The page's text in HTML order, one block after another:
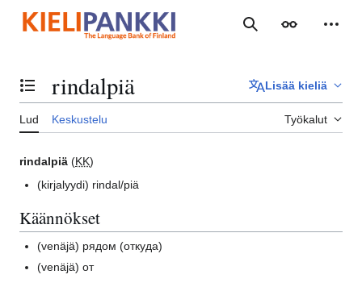
sisältöön
Haku Ulkoasu
Vaihda sisällysluettelo
rindalpiä Lisää kieliä
Lud Keskustelu Työkalut
rindalpiä (KK)
(kirjalyydi) rindal/piä
Käännökset
(venäjä) рядом (откуда)
(venäjä)от